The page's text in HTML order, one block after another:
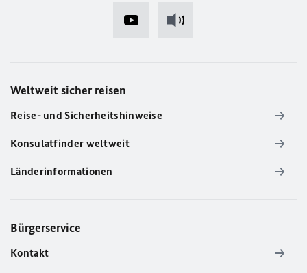
Weltweit sicher reisen
Reise- und Sicherheitshinweise
Konsulatfinder weltweit
Länderinformationen
Bürgerservice
Kontakt